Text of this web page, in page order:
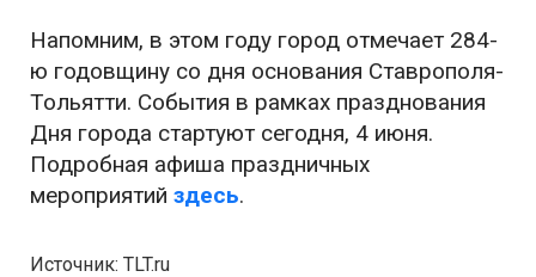
Напомним, в этом году город отмечает 284-
ю годовщину со дня основания Ставрополя-
Тольятти. События в рамках празднования
Дня города стартуют сегодня, 4 июня.
Подробная афиша праздничных
мероприятий здесь.
Источник: TLT.ru